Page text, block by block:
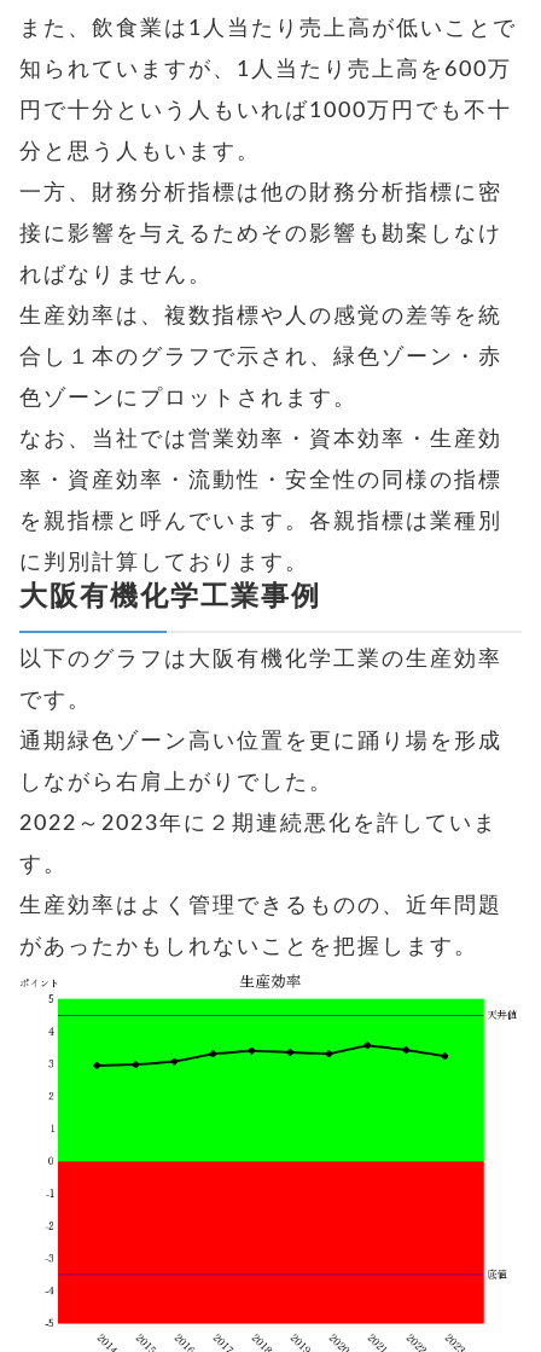
また、飲食業は1人当たり売上高が低いことで
知られていますが、1人当たり売上高を600万
円で十分という人もいれば1000万円でも不十
分と思う人もいます。
一方、財務分析指標は他の財務分析指標に密
接に影響を与えるためその影響も勘案しなけ
ればなりません。
生産効率は、複数指標や人の感覚の差等を統
合し１本のグラフで示され、緑色ゾーン・赤
色ゾーンにプロットされます。
なお、当社では営業効率・資本効率・生産効
率・資産効率・流動性・安全性の同様の指標
を親指標と呼んでいます。各親指標は業種別
に判別計算しております。
大阪有機化学工業事例
以下のグラフは大阪有機化学工業の生産効率
です。
通期緑色ゾーン高い位置を更に踊り場を形成
しながら右肩上がりでした。
2022～2023年に２期連続悪化を許していま
す。
生産効率はよく管理できるものの、近年問題
があったかもしれないことを把握します。